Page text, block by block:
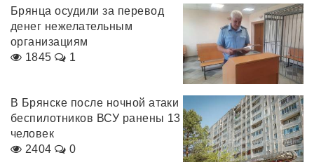
Брянца осудили за перевод
денег нежелательным
организациям
1845
1
В Брянске после ночной атаки
беспилотников ВСУ ранены 13
человек
2404
0